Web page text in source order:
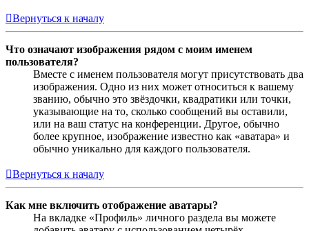
Вернуться к началу
Что означают изображения рядом с моим именем
пользователя?
Вместе с именем пользователя могут присутствовать два
изображения. Одно из них может относиться к вашему
званию, обычно это звёздочки, квадратики или точки,
указывающие на то, сколько сообщений вы оставили,
или на ваш статус на конференции. Другое, обычно
более крупное, изображение известно как «аватара» и
обычно уникально для каждого пользователя.
Вернуться к началу
Как мне включить отображение аватары?
На вкладке «Профиль» личного раздела вы можете